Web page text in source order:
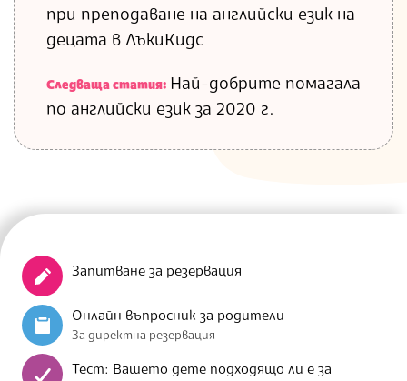
при преподаване на английски език на
децата в ЛъкиКидс
Следваща статия: Най-добрите помагала
по английски език за 2020 г.
Запитване за резервация
Онлайн въпросник за родители
За директна резервация
Тест: Вашето дете подходящо ли е за